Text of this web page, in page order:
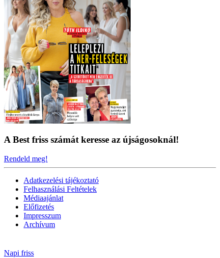
A Best friss számát keresse az újságosoknál!
Rendeld meg!
Adatkezelési tájékoztató
Felhasználási Feltételek
Médiaajánlat
Előfizetés
Impresszum
Archívum
Napi friss